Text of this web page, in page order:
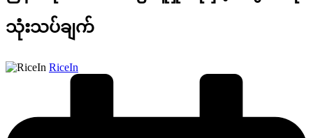
သုံးသပ်ချက်
Posted
RiceIn